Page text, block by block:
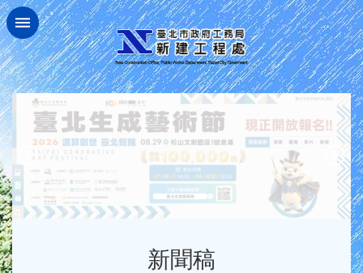
跳到主要內容區塊
新聞稿